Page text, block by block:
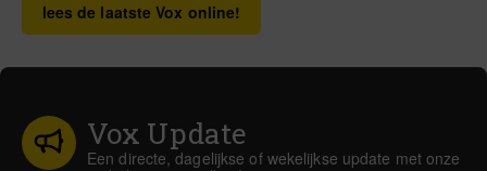
lees de laatste Vox online!
Vox Update
Een directe, dagelijkse of wekelijkse update met onze